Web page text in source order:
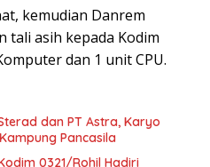
kemudian Danrem
tali asih kepada Kodim
dan 1 unit CPU.
dan PT Astra, Karyo
Pancasila
0321/Rohil Hadiri